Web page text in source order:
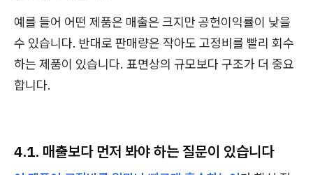
예를 들어 어떤 제품은 매출은 크지만 공헌이익률이 낮을
수 있습니다. 반대로 판매량은 작아도 고정비를 빨리 회수
하는 제품이 있습니다. 표면상의 규모보다 구조가 더 중요
합니다.
4.1. 매출보다 먼저 봐야 하는 질문이 있습니다